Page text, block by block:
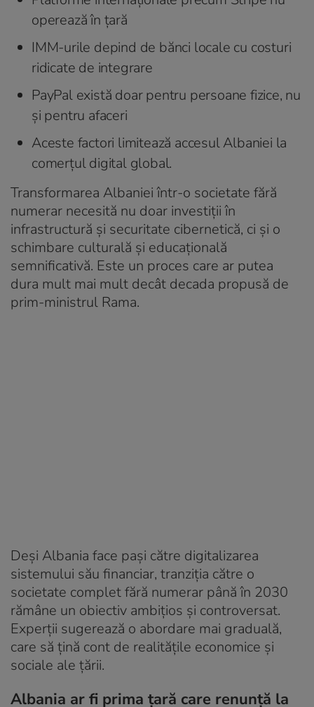
operează în țară
IMM-urile depind de bănci locale cu costuri
ridicate de integrare
PayPal există doar pentru persoane fizice, nu
și pentru afaceri
Aceste factori limitează accesul Albaniei la
comerțul digital global.
Transformarea Albaniei într-o societate fără
numerar necesită nu doar investiții în
infrastructură și securitate cibernetică, ci și o
schimbare culturală și educațională
semnificativă. Este un proces care ar putea
dura mult mai mult decât decada propusă de
prim-ministrul Rama.
Deși Albania face pași către digitalizarea
sistemului său financiar, tranziția către o
societate complet fără numerar până în 2030
rămâne un obiectiv ambițios și controversat.
Experții sugerează o abordare mai graduală,
care să țină cont de realitățile economice și
sociale ale țării.
Albania ar fi prima țară care renunță la